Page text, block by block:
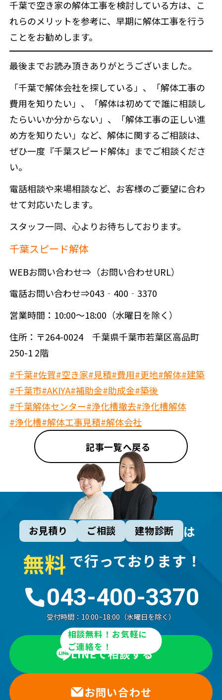
千葉で空き家の解体工事を検討している方は、こ
れらのメリットを参考に、早期に解体工事を行う
ことをお勧めします。
最後までお読み頂きありがとうございました。
「千葉で解体会社を探している」、「解体工事の
費用を知りたい」、「解体は初めてで誰に相談し
たらいいか分からない」、「解体工事の正しい進
め方を知りたい」など、解体に関するご相談は、
ぜひ一度『千葉スピード解体』までご相談くださ
い。
電話相談や来場相談など、お客様のご要望に合わ
せて対応いたします。
スタッフ一同、心よりお待ちしております。
千葉スピード解体
WEBお問い合わせ⇒（お問い合わせURL）
電話お問い合わせ⇒043‐400‐3370
営業時間：10:00～18:00（水曜日を除く）
住所：〒264-0024 千葉県千葉市若葉区高品町
250-1 2階
#千葉#佐賀#空き家#見積#費用#更地#解体#建築
#千葉市#AKIYA#補助金#助成金#築後
#千葉解体センター#浄化槽撤去#浄化槽解体
#浄化槽#解体工事見積#解体会社
記事一覧へ戻る
お見積り ご相談 建物診断 は
無料 で行っております！
043-400-3370
受付時間： 10:00~18:00（水曜日を除く）
相談無料！お気軽に
ご連絡を！
LINEで相談する
お問い合わせ